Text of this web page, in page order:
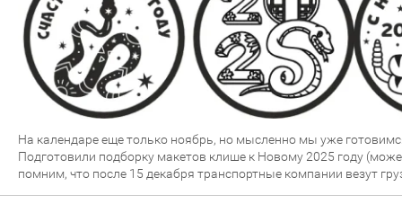
На календаре еще только ноябрь, но мысленно мы уже
Подготовили подборку макетов клише к Новому 2025 году
помним, что после 15 декабря транспортные компании везут